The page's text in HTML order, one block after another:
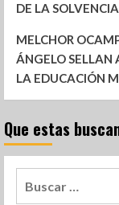
DE LA
MELCHOR
ÁNGELO SELLAN
LA EDUCACIÓN
Que estas